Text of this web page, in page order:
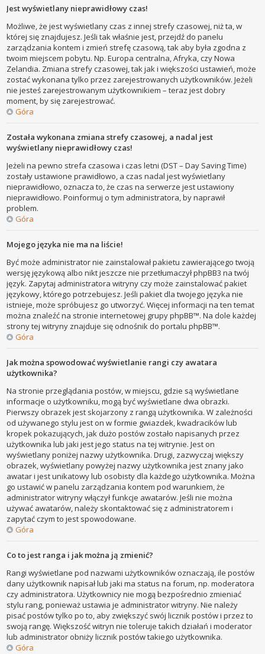
Jest wyświetlany nieprawidłowy czas!
Możliwe, że jest wyświetlany czas z innej strefy czasowej, niż ta, w
której się znajdujesz. Jeśli tak właśnie jest, przejdź do panelu
zarządzania kontem i zmień strefę czasową, tak aby była zgodna z
twoim miejscem pobytu. Np. Europa centralna, Afryka, czy Nowa
Zelandia. Zmiana strefy czasowej, tak jak i większości ustawień, może
zostać wykonana tylko przez zarejestrowanych użytkowników. Jeżeli
nie jesteś zarejestrowanym użytkownikiem – teraz jest dobry
moment, by się zarejestrować.
Góra
Została wykonana zmiana strefy czasowej, a nadal jest
wyświetlany nieprawidłowy czas!
Jeżeli na pewno strefa czasowa i czas letni (DST – Day Saving Time)
zostały ustawione prawidłowo, a czas nadal jest wyświetlany
nieprawidłowo, oznacza to, że czas na serwerze jest ustawiony
nieprawidłowo. Poinformuj o tym administratora, by naprawił
problem.
Góra
Mojego języka nie ma na liście!
Być może administrator nie zainstalował pakietu zawierającego twoją
wersję językową albo nikt jeszcze nie przetłumaczył phpBB3 na twój
język. Zapytaj administratora witryny czy może zainstalować pakiet
językowy, którego potrzebujesz. Jeśli pakiet dla twojego języka nie
istnieje, może spróbujesz go utworzyć. Więcej informacji na ten temat
można znaleźć na stronie internetowej grupy phpBB™. Na dole każdej
strony tej witryny znajduje się odnośnik do portalu phpBB™.
Góra
Jak można spowodować wyświetlanie rangi czy awatara
użytkownika?
Na stronie przeglądania postów, w miejscu, gdzie są wyświetlane
informacje o użytkowniku, mogą być wyświetlane dwa obrazki.
Pierwszy obrazek jest skojarzony z rangą użytkownika. W zależności
od używanego stylu jest on w formie gwiazdek, kwadracików lub
kropek pokazujących, jak dużo postów zostało napisanych przez
użytkownika lub jaki jest jego status na tej witrynie. Jest on
wyświetlany poniżej nazwy użytkownika. Drugi, zazwyczaj większy
obrazek, wyświetlany powyżej nazwy użytkownika jest znany jako
awatar i jest unikatowy lub osobisty dla każdego użytkownika. Można
go ustawić w panelu zarządzania kontem pod warunkiem, że
administrator witryny włączył funkcje awatarów. Jeśli nie można
używać awatarów, należy skontaktować się z administratorem i
zapytać czym to jest spowodowane.
Góra
Co to jest ranga i jak można ją zmienić?
Rangi wyświetlane pod nazwami użytkowników oznaczają, ile postów
dany użytkownik napisał lub jaki ma status na forum, np. moderatora
czy administratora. Użytkownicy nie mogą bezpośrednio zmieniać
stylu rang, ponieważ ustawia je administrator witryny. Nie należy
pisać postów tylko po to, aby zwiększyć swój licznik postów i przez to
swoją rangę. Większość witryn nie toleruje takich działań i moderator
lub administrator obniży licznik postów takiego użytkownika.
Góra